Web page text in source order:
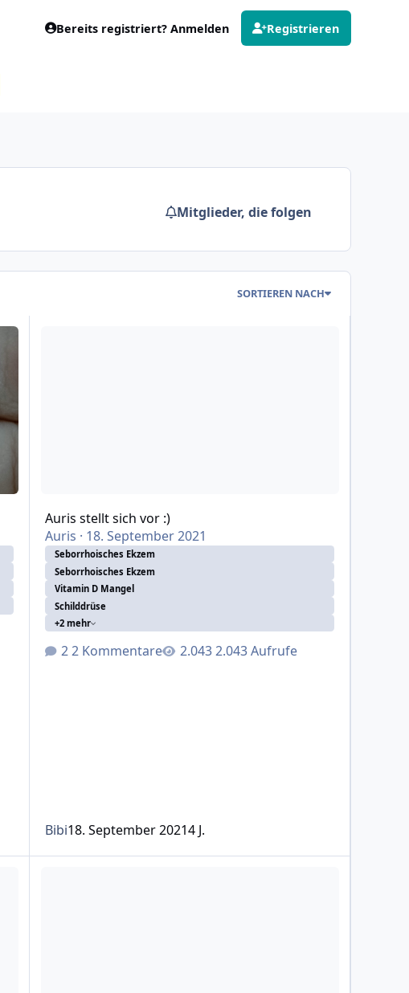
Bereits registriert? Anmelden Registrieren
Mitglieder, die folgen
SORTIEREN NACH
Auris stellt sich vor :)
Auris · 18. September 2021
Seborrhoisches Ekzem
Seborrhoisches Ekzem
Vitamin D Mangel
Schilddrüse
+2 mehr
2 Kommentare 2.043 Aufrufe
Bibi18. September 20214 J.